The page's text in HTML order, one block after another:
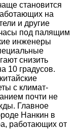
становится
на
и другие
под палящим
инженеры
снизить
10 градусов.
с климат-
почти не
Главное
Нанкин в
работающих от